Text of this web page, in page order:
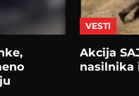
VESTI
Akcija
nasilnika